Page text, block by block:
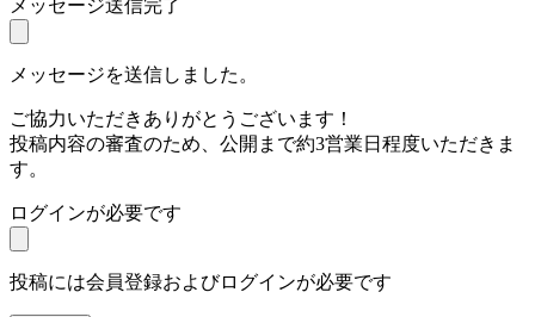
メッセージ送信完了
メッセージを送信しました。
ご協力いただきありがとうございます！
投稿内容の審査のため、公開まで約3営業日程度いただきま
す。
ログインが必要です
投稿には会員登録およびログインが必要です